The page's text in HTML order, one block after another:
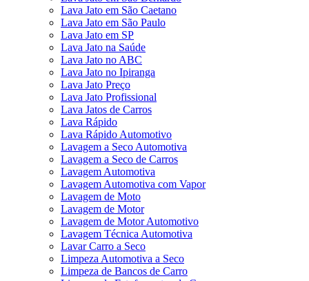
Lava Jato em São Caetano
Lava Jato em São Paulo
Lava Jato em SP
Lava Jato na Saúde
Lava Jato no ABC
Lava Jato no Ipiranga
Lava Jato Preço
Lava Jato Profissional
Lava Jatos de Carros
Lava Rápido
Lava Rápido Automotivo
Lavagem a Seco Automotiva
Lavagem a Seco de Carros
Lavagem Automotiva
Lavagem Automotiva com Vapor
Lavagem de Moto
Lavagem de Motor
Lavagem de Motor Automotivo
Lavagem Técnica Automotiva
Lavar Carro a Seco
Limpeza Automotiva a Seco
Limpeza de Bancos de Carro